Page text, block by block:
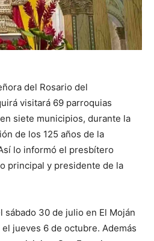
del Rosario del
visitará 69 parroquias
siete municipios, durante la
de los 125 años de la
lo informó el presbítero
principal y presidente de la
sábado 30 de julio en El Moján
jueves 6 de octubre. Además